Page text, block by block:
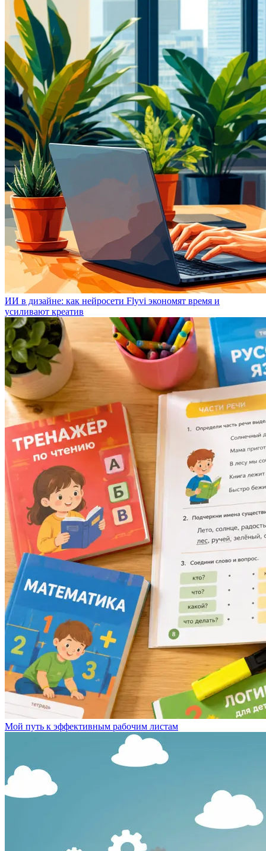
ИИ в дизайне: как нейросети Flyvi экономят время и
усиливают креатив
Мой путь к эффективным рабочим листам